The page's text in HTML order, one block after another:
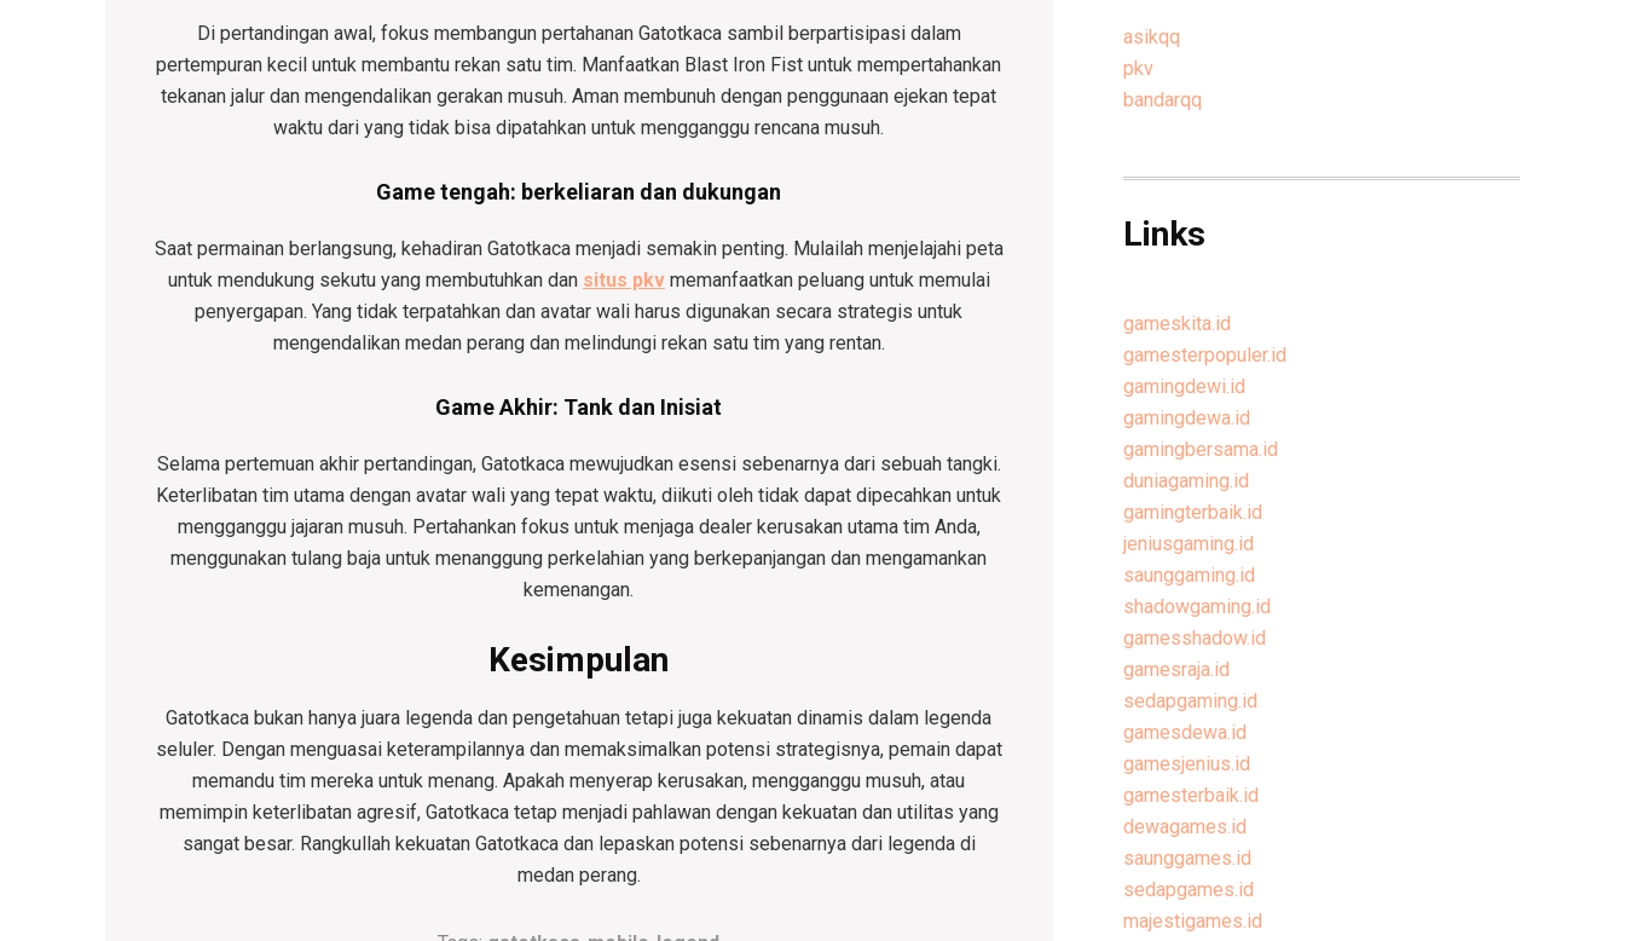
Di pertandingan awal, fokus membangun pertahanan Gatotkaca sambil berpartisipasi dalam
pertempuran kecil untuk membantu rekan satu tim. Manfaatkan Blast Iron Fist untuk mempertahankan
tekanan jalur dan mengendalikan gerakan musuh. Aman membunuh dengan penggunaan ejekan tepat
waktu dari yang tidak bisa dipatahkan untuk mengganggu rencana musuh.
Game tengah: berkeliaran dan dukungan
Saat permainan berlangsung, kehadiran Gatotkaca menjadi semakin penting. Mulailah menjelajahi peta
untuk mendukung sekutu yang membutuhkan dan situs pkvmemanfaatkan peluang untuk memulai
penyergapan. Yang tidak terpatahkan dan avatar wali harus digunakan secara strategis untuk
mengendalikan medan perang dan melindungi rekan satu tim yang rentan.
Game Akhir: Tank dan Inisiat
Selama pertemuan akhir pertandingan, Gatotkaca mewujudkan esensi sebenarnya dari sebuah tangki.
Keterlibatan tim utama dengan avatar wali yang tepat waktu, diikuti oleh tidak dapat dipecahkan untuk
mengganggu jajaran musuh. Pertahankan fokus untuk menjaga dealer kerusakan utama tim Anda,
menggunakan tulang baja untuk menanggung perkelahian yang berkepanjangan dan mengamankan
kemenangan.
Kesimpulan
Gatotkaca bukan hanya juara legenda dan pengetahuan tetapi juga kekuatan dinamis dalam legenda
seluler. Dengan menguasai keterampilannya dan memaksimalkan potensi strategisnya, pemain dapat
memandu tim mereka untuk menang. Apakah menyerap kerusakan, mengganggu musuh, atau
memimpin keterlibatan agresif, Gatotkaca tetap menjadi pahlawan dengan kekuatan dan utilitas yang
sangat besar. Rangkullah kekuatan Gatotkaca dan lepaskan potensi sebenarnya dari legenda di
medan perang.
asikqq
pkv
bandarqq
Links
gameskita.id
gamesterpopuler.id
gamingdewi.id
gamingdewa.id
gamingbersama.id
duniagaming.id
gamingterbaik.id
jeniusgaming.id
saunggaming.id
shadowgaming.id
gamesshadow.id
gamesraja.id
sedapgaming.id
gamesdewa.id
gamesjenius.id
gamesterbaik.id
dewagames.id
saunggames.id
sedapgames.id
majestigames.id